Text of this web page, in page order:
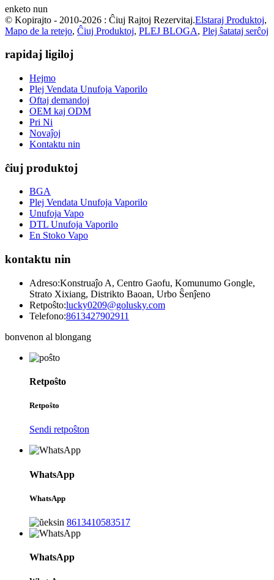
enketo nun
© Kopirajto - 2010-2026 : Ĉiuj Rajtoj Rezervitaj.Elstaraj Produktoj,
Mapo de la retejo, Ĉiuj Produktoj, PLEJ BLOGA, Plej ŝatataj serĉoj
rapidaj ligiloj
Hejmo
Plej Vendata Unufoja Vaporilo
Oftaj demandoj
OEM kaj ODM
Pri Ni
Novaĵoj
Kontaktu nin
ĉiuj produktoj
BGA
Plej Vendata Unufoja Vaporilo
Unufoja Vapo
DTL Unufoja Vaporilo
En Stoko Vapo
kontaktu nin
Adreso:Konstruaĵo A, Centro Gaofu, Komunumo Gongle,
Strato Xixiang, Distrikto Baoan, Urbo Ŝenĵeno
Retpoŝto:lucky0209@golusky.com
Telefono:8613427902911
bonvenon al blongang
Retpoŝto
Retpoŝto
Sendi retpoŝton
WhatsApp
WhatsApp
8613410583517
WhatsApp